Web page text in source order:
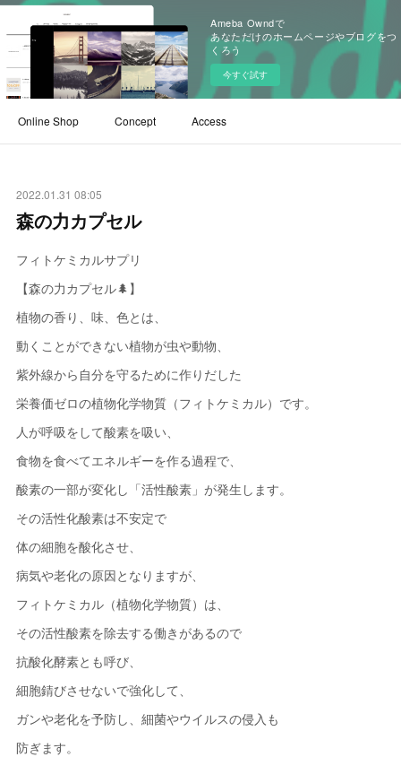
Ameba Owndで
あなただけのホームページやブログをつ
くろう
今すぐ試す
Online Shop Concept Access
2022.01.31 08:05
森の力カプセル
フィトケミカルサプリ
【森の力カプセル🌲】
植物の香り、味、色とは、
動くことができない植物が虫や動物、
紫外線から自分を守るために作りだした
栄養価ゼロの植物化学物質（フィトケミカル）です。
人が呼吸をして酸素を吸い、
食物を食べてエネルギーを作る過程で、
酸素の一部が変化し「活性酸素」が発生します。
その活性化酸素は不安定で
体の細胞を酸化させ、
病気や老化の原因となりますが、
フィトケミカル（植物化学物質）は、
その活性酸素を除去する働きがあるので
抗酸化酵素とも呼び、
細胞錆びさせないで強化して、
ガンや老化を予防し、細菌やウイルスの侵入も
防ぎます。